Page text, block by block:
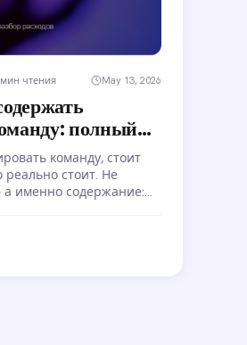
чтения May 13, 2026
полный
команду, стоит
реально стоит. Не
именно содержание:
по статьям и на чём